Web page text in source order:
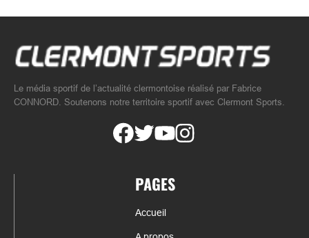
Le média sportif de l’actualité clermontoise réalisé par Fabrice
CONNORD. Soutenons notre territoire sportif avec Clermont Sports.
PAGES
Accueil